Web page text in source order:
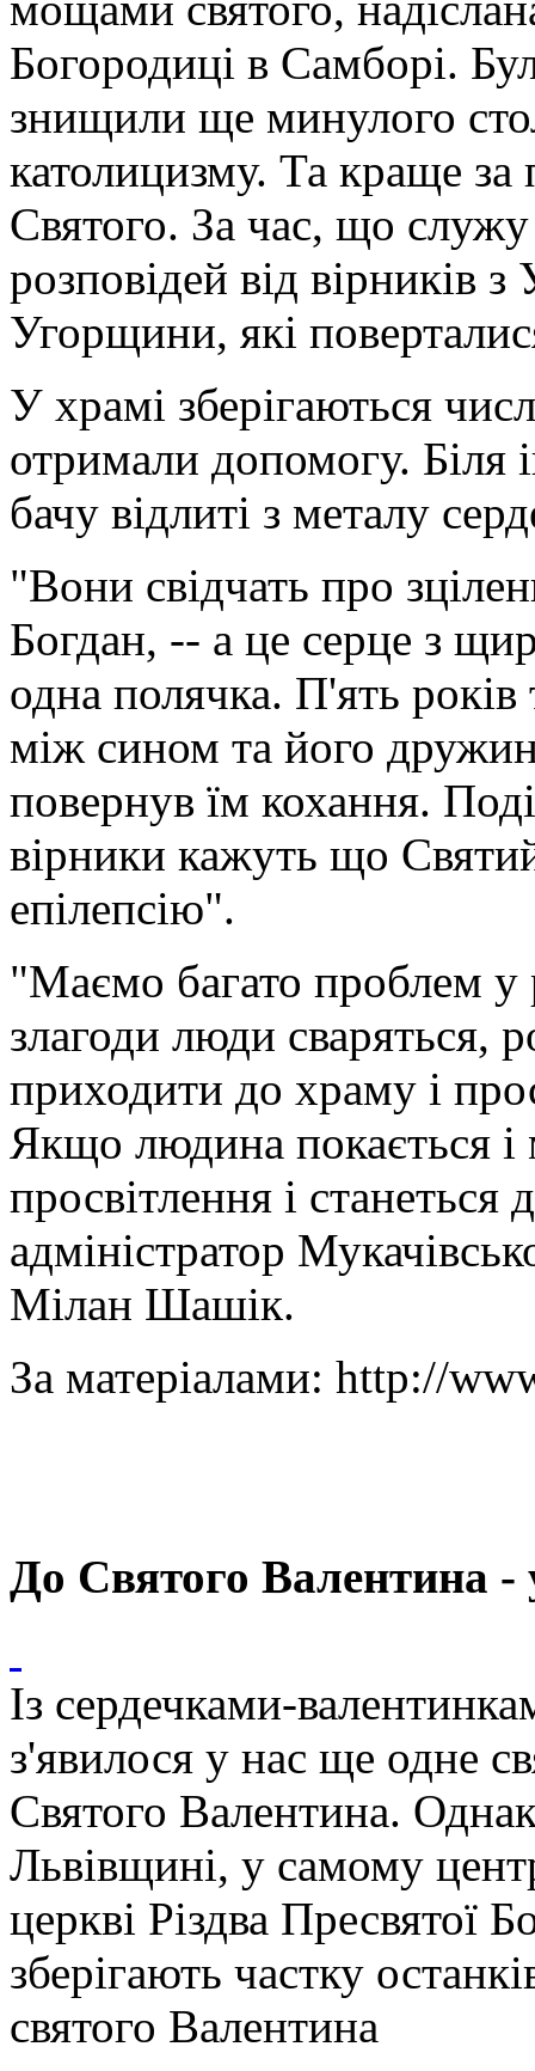
Богородиці в Самборі.
знищили ще минулого
католицизму. Та краще за
Святого. За час, що
розповідей від вірників
Угорщини, які
У храмі зберігаються
отримали допомогу. Біля
бачу відлиті з металу
"Вони свідчать про
Богдан, -- а це серце з
одна полячка. П'ять
між сином та його
повернув їм кохання.
вірники кажуть що
епілепсію".
"Маємо багато проблем
злагоди люди сваряться,
приходити до храму і
Якщо людина покається
просвітлення і
адміністратор
Мілан Шашік.
За матеріалами: http://
До Святого Валентина -
Із сердечками-
з'явилося у нас ще одне
Святого Валентина.
Львівщині, у самому
церкві Різдва Пресвятої
зберігають частку
святого Валентина